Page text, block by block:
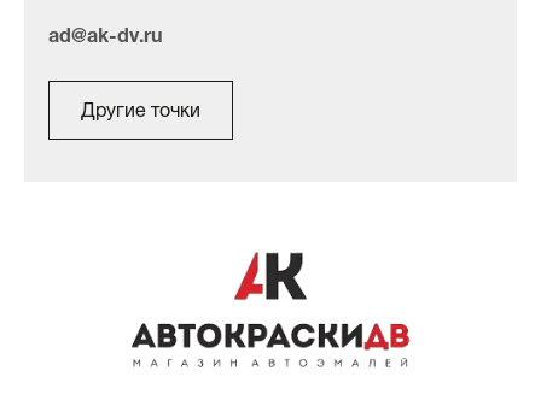
ad@ak-dv.ru
Другие точки